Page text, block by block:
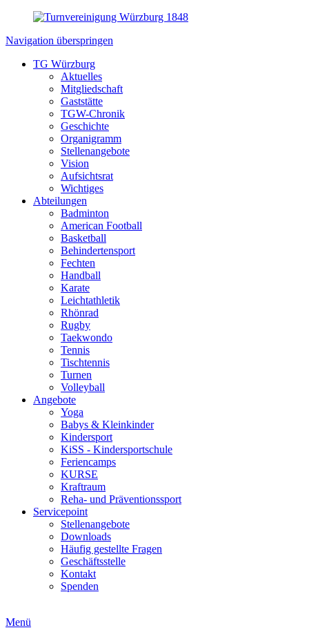
Navigation überspringen
TG Würzburg
Aktuelles
Mitgliedschaft
Gaststätte
TGW-Chronik
Geschichte
Organigramm
Stellenangebote
Vision
Aufsichtsrat
Wichtiges
Abteilungen
Badminton
American Football
Basketball
Behindertensport
Fechten
Handball
Karate
Leichtathletik
Rhönrad
Rugby
Taekwondo
Tennis
Tischtennis
Turnen
Volleyball
Angebote
Yoga
Babys & Kleinkinder
Kindersport
KiSS - Kindersportschule
Feriencamps
KURSE
Kraftraum
Reha- und Präventionssport
Servicepoint
Stellenangebote
Downloads
Häufig gestellte Fragen
Geschäftsstelle
Kontakt
Spenden
Menü